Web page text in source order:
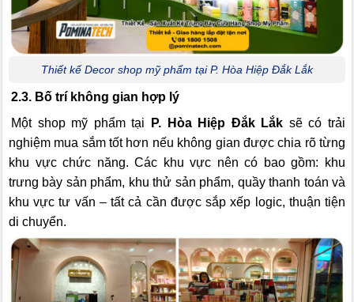
Thiết kế Decor shop mỹ phẩm tại P. Hòa Hiệp Đắk Lắk
2.3. Bố trí không gian hợp lý
Một shop mỹ phẩm tại
P. Hòa Hiệp Đắk Lắk sẽ có trải
nghiệm mua sắm tốt hơn nếu không gian được chia rõ từng
khu vực chức năng. Các khu vực nên có bao gồm: khu
trưng bày sản phẩm, khu thử sản phẩm, quầy thanh toán và
khu vực tư vấn – tất cả cần được sắp xếp logic, thuận tiện
di chuyển.